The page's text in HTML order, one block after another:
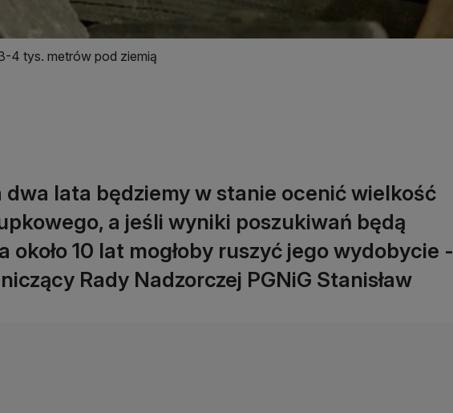
4 tys. metrów pod ziemią
dwa lata będziemy w stanie ocenić wielkość
a jeśli wyniki poszukiwań będą
około 10 lat mogłoby ruszyć jego wydobycie -
Rady Nadzorczej PGNiG Stanisław